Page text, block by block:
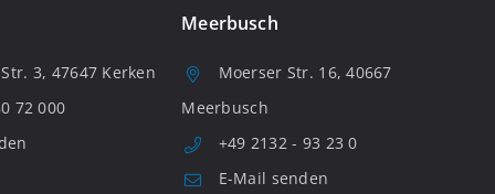
3, 47647 Kerken
72 000
Meerbusch
Moerser Str. 16, 40667
Meerbusch
+49 2132 - 93 23 0
E-Mail senden